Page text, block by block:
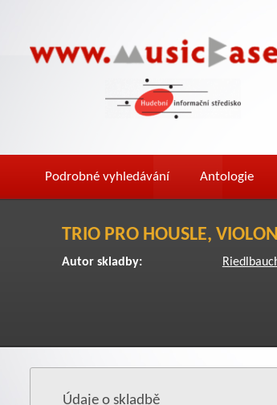
Podrobné vyhledávání Antologie
TRIO PRO HOUSLE,
Autor skladby:
Údaje o skladbě